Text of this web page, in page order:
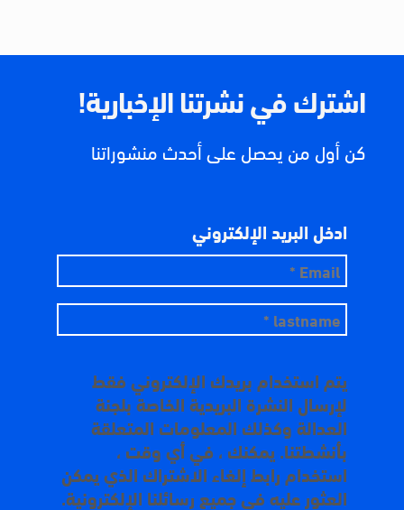
اشترك في نشرتنا الإخبارية!
كن أول من يحصل على أحدث منشوراتنا
ادخل البريد الإلكتروني
يتم استخدام بريدك الإلكتروني فقط
لإرسال النشرة البريدية الخاصة بلجنة
العدالة وكذلك المعلومات المتعلقة
بأنشطتنا. يمكنك ، في أي وقت ،
استخدام رابط إلغاء الاشتراك الذي يمكن
العثور عليه في جميع رسائلنا الإلكترونية.